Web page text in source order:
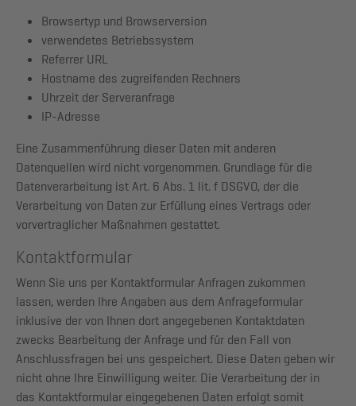
Browsertyp und Browserversion
verwendetes Betriebssystem
Referrer URL
Hostname des zugreifenden Rechners
Uhrzeit der Serveranfrage
IP-Adresse
Eine Zusammenführung dieser Daten mit anderen
Datenquellen wird nicht vorgenommen. Grundlage für die
Datenverarbeitung ist Art. 6 Abs. 1 lit. f DSGVO, der die
Verarbeitung von Daten zur Erfüllung eines Vertrags oder
vorvertraglicher Maßnahmen gestattet.
Kontaktformular
Wenn Sie uns per Kontaktformular Anfragen zukommen
lassen, werden Ihre Angaben aus dem Anfrageformular
inklusive der von Ihnen dort angegebenen Kontaktdaten
zwecks Bearbeitung der Anfrage und für den Fall von
Anschlussfragen bei uns gespeichert. Diese Daten geben wir
nicht ohne Ihre Einwilligung weiter. Die Verarbeitung der in
das Kontaktformular eingegebenen Daten erfolgt somit